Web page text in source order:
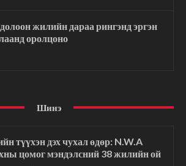
жилийн дараа рингэнд эргэн
оролцоно
Шинэ
түүхэн дэх чухал өдөр: N.W.A
цомог мэндэлсний 38 жилийн ой